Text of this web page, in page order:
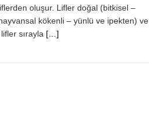
oluşur. Lifler doğal (bitkisel –
kökenli – yünlü ve ipekten) ve
sırayla […]